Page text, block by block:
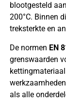
blootgesteld
200°C. Binnen
treksterkte en
De normen EN
grenswaarden
als alle